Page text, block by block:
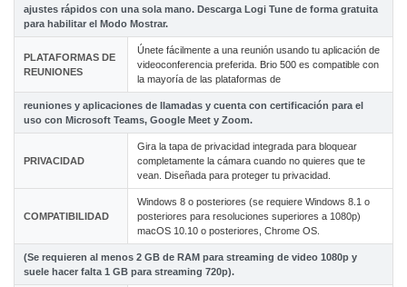
ajustes rápidos con una sola mano. Descarga Logi Tune de forma gratuita
para habilitar el Modo Mostrar.
PLATAFORMAS DE
REUNIONES
Únete fácilmente a una reunión usando tu aplicación de
videoconferencia preferida. Brio 500 es compatible con
la mayoría de las plataformas de
reuniones y aplicaciones de llamadas y cuenta con certificación para el
uso con Microsoft Teams, Google Meet y Zoom.
PRIVACIDAD
Gira la tapa de privacidad integrada para bloquear
completamente la cámara cuando no quieres que te
vean. Diseñada para proteger tu privacidad.
COMPATIBILIDAD
Windows 8 o posteriores (se requiere Windows 8.1 o
posteriores para resoluciones superiores a 1080p)
macOS 10.10 o posteriores, Chrome OS.
(Se requieren al menos 2 GB de RAM para streaming de video 1080p y
suele hacer falta 1 GB para streaming 720p).